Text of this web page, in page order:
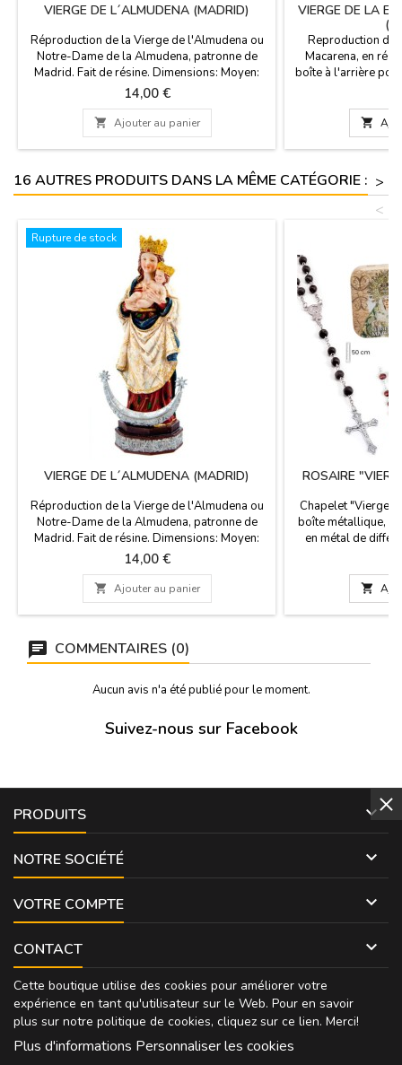
VIERGE DE L´ALMUDENA (MADRID)
Réproduction de la Vierge de l'Almudena ou
Notre-Dame de la Almudena, patronne de
Madrid. Fait de résine. Dimensions: Moyen:
15 cm de haut Petit: 10 cm de haut
Saviez-vous... La Virgen de la Almudena est
dédiée à la Vierge Marie. Vénérée dans la
cathédrale de Santa Maria de la Almudena à
Madrid et son jour de fête est le 9 Novembre.
Prix
14,00 €
 Ajouter au panier
VIERGE DE LA
Reproduction du
Macarena, en
boîte à l'arrière
petit 10 cm de
s'agit d'une
vénérée dans la
Séville. Son jour

16 AUTRES PRODUITS DANS LA MÊME CATÉGORIE : >
<
Rupture de stock
VIERGE DE L´ALMUDENA (MADRID)
Réproduction de la Vierge de l'Almudena ou
Notre-Dame de la Almudena, patronne de
Madrid. Fait de résine. Dimensions: Moyen:
15 cm de haut Petit: 10 cm de haut
Saviez-vous... La Virgen de la Almudena est
dédiée à la Vierge Marie. Vénérée dans la
cathédrale de Santa Maria de la Almudena à
Madrid et son jour de fête est le 9 Novembre.
Prix
14,00 €
 Ajouter au panier
ROSAIRE
Chapelet "Vierge
boîte métallique,
en métal de
historique de la
de la boîte.
Dimensions

COMMENTAIRES (0)
Aucun avis n'a été publié pour le moment.
Suivez-nous sur Facebook
PRODUITS 
NOTRE SOCIÉTÉ 
VOTRE COMPTE 
CONTACT 
Cette boutique utilise des cookies pour améliorer votre
expérience en tant qu'utilisateur sur le Web. Pour en savoir
plus sur notre politique de cookies, cliquez sur ce lien. Merci!
Plus d'informations Personnaliser les cookies